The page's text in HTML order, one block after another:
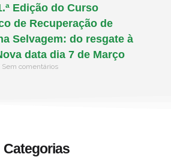
Edição do Curso
de Recuperação de
Selvagem: do resgate à
data dia 7 de Março
Sem comentários
Categorias